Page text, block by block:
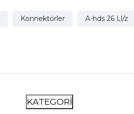
Konnektörler A-hds 26 Ll/z
KATEGORİ